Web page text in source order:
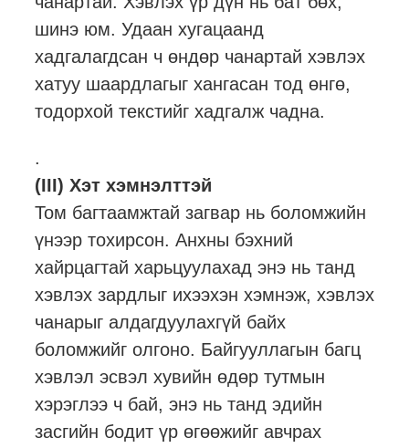
шинэ юм. Удаан хугацаанд
хадгалагдсан ч өндөр чанартай хэвлэх
хатуу шаардлагыг хангасан тод өнгө,
тодорхой текстийг хадгалж чадна.
.
(III) Хэт хэмнэлттэй
Том багтаамжтай загвар нь боломжийн
үнээр тохирсон. Анхны бэхний
хайрцагтай харьцуулахад энэ нь танд
хэвлэх зардлыг ихээхэн хэмнэж, хэвлэх
чанарыг алдагдуулахгүй байх
боломжийг олгоно. Байгууллагын багц
хэвлэл эсвэл хувийн өдөр тутмын
хэрэглээ ч бай, энэ нь танд эдийн
засгийн бодит үр өгөөжийг авчрах